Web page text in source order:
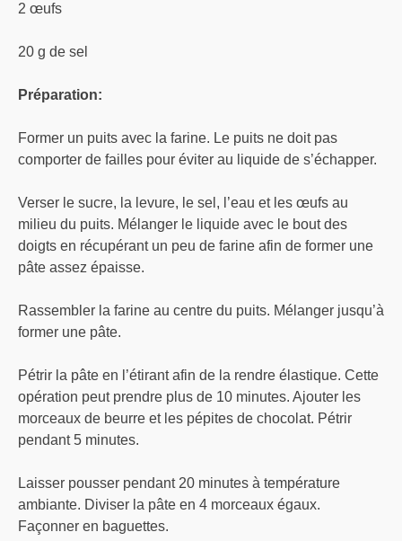
2 œufs
20 g de sel
Préparation:
Former un puits avec la farine. Le puits ne doit pas
comporter de failles pour éviter au liquide de s’échapper.
Verser le sucre, la levure, le sel, l’eau et les œufs au
milieu du puits. Mélanger le liquide avec le bout des
doigts en récupérant un peu de farine afin de former une
pâte assez épaisse.
Rassembler la farine au centre du puits. Mélanger jusqu’à
former une pâte.
Pétrir la pâte en l’étirant afin de la rendre élastique. Cette
opération peut prendre plus de 10 minutes. Ajouter les
morceaux de beurre et les pépites de chocolat. Pétrir
pendant 5 minutes.
Laisser pousser pendant 20 minutes à température
ambiante. Diviser la pâte en 4 morceaux égaux.
Façonner en baguettes.